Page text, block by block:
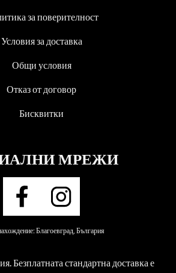
за поверителност
Условия за доставка
Общи условия
Отказ от договор
Бисквитки
МРЕЖИ
Благоевград, България
Безплатната стандартна доставка е